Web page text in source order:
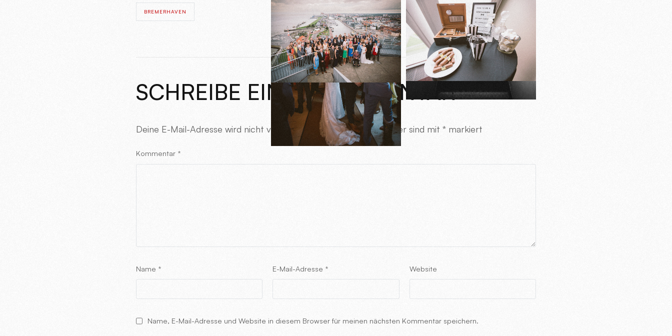
BREMERHAVEN
SCHREIBE EINEN KOMMENTAR
Deine E-Mail-Adresse wird nicht veröffentlicht. Erforderliche Felder sind mit * markiert
Kommentar *
Name * E-Mail-Adresse * Website
Name, E-Mail-Adresse und Website in diesem Browser für meinen nächsten Kommentar speichern.